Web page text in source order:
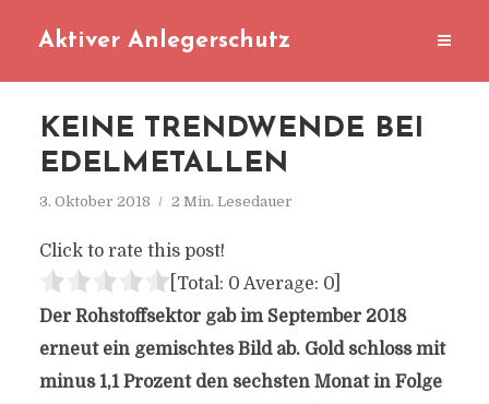
Aktiver Anlegerschutz
KEINE TRENDWENDE BEI
EDELMETALLEN
3. Oktober 2018 2 Min. Lesedauer
Click to rate this post!
[Total: 0 Average: 0]
Der Rohstoffsektor gab im September 2018
erneut ein gemischtes Bild ab. Gold schloss mit
minus 1,1 Prozent den sechsten Monat in Folge